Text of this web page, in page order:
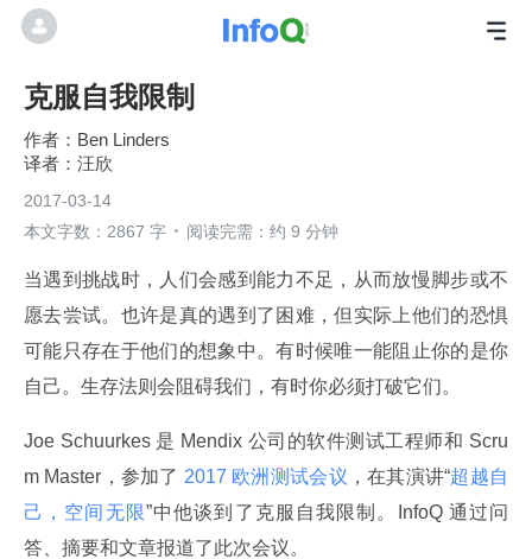
克服自我限制
Ben Linders
汪欣
2017-03-14
本文字数：2867 字
阅读完需：约 9 分钟
当遇到挑战时，人们会感到能力不足，从而放慢脚步或不
愿去尝试。也许是真的遇到了困难，但实际上他们的恐惧
可能只存在于他们的想象中。有时候唯一能阻止你的是你
自己。生存法则会阻碍我们，有时你必须打破它们。
Joe Schuurkes 是 Mendix 公司的软件测试工程师和 Scru
m Master，参加了 2017 欧洲测试会议 ，在其演讲“超越自
己，空间无限”中他谈到了克服自我限制。InfoQ 通过问
答、摘要和文章报道了此次会议。